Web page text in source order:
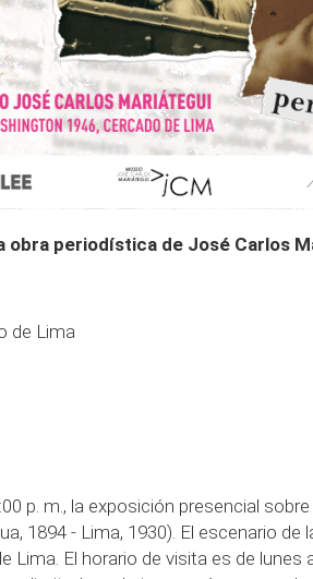
obra periodística de José Carlos
de Lima
p. m., la exposición presencial
1894 - Lima, 1930). El escenario
El horario de visita es de lunes